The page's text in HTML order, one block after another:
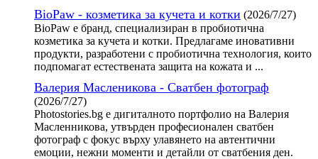
BioPaw - козметика за кучета и котки (2026/7/27)
BioPaw е бранд, специализиран в пробиотична
козметика за кучета и котки. Предлагаме иновативни
продукти, разработени с пробиотична технология, които
подпомагат естествената защита на кожата и ...
Валерия Масленикова - Сватбен фотограф
(2026/7/27)
Photostories.bg е дигиталното портфолио на Валерия
Масленникова, утвърден професионален сватбен
фотограф с фокус върху улавянето на автентични
емоции, нежни моменти и детайли от сватбения ден.